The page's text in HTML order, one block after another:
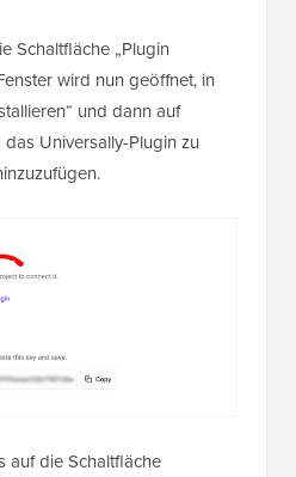
Schaltfläche „Plugin
wird nun geöffnet, in
und dann auf
Universally-Plugin zu
auf die Schaltfläche